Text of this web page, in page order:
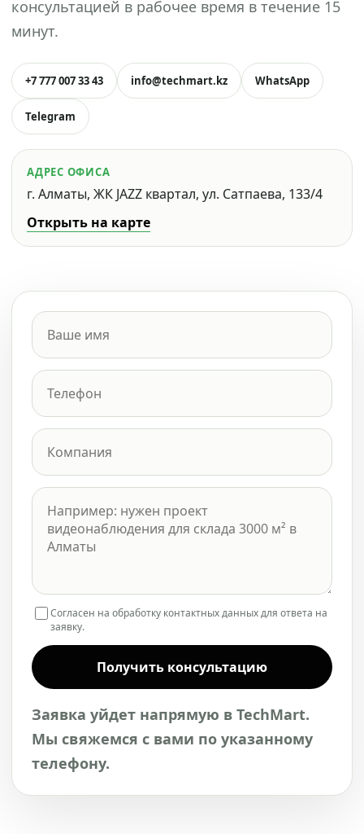
консультацией в рабочее время в течение 15
минут.
+7 777 007 33 43 info@techmart.kz WhatsApp
Telegram
АДРЕС ОФИСА
г. Алматы, ЖК JAZZ квартал, ул. Сатпаева, 133/4
Открыть на карте
Согласен на обработку контактных данных для ответа на
заявку.
Получить консультацию
Заявка уйдет напрямую в TechMart.
Мы свяжемся с вами по указанному
телефону.